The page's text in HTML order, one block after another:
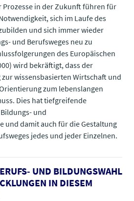
Prozesse in der Zukunft führen für
sich im Laufe des
und sich immer wieder
und Berufsweges neu zu
des Europäischen
wird bekräftigt, dass der
wissensbasierten Wirtschaft und
zum lebenslangen
Dies hat tiefgreifende
und
und damit auch für die Gestaltung
jedes und jeder Einzelnen.
UND BILDUNGSWAHL
IN DIESEM